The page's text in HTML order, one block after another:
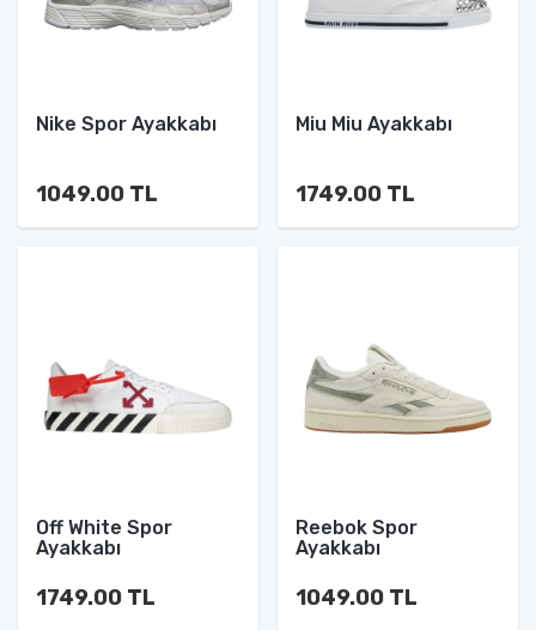
Nike Spor Ayakkabı
1049.00 TL
Miu Miu Ayakkabı
1749.00 TL
Off White Spor
Ayakkabı
1749.00 TL
Reebok Spor
Ayakkabı
1049.00 TL